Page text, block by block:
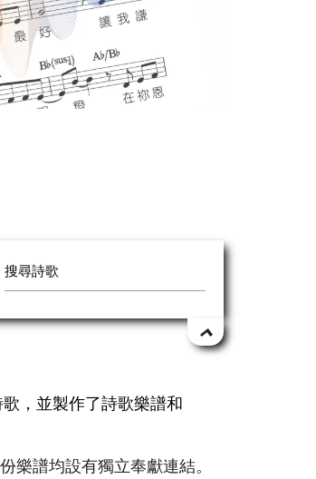
，並製作了詩歌樂譜和
譜均設有獨立奉獻連結。